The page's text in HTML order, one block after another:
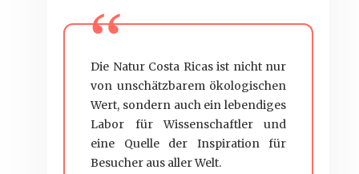
Die Natur Costa Ricas ist nicht nur
von unschätzbarem ökologischen
Wert, sondern auch ein lebendiges
Labor für Wissenschaftler und
eine Quelle der Inspiration für
Besucher aus aller Welt.